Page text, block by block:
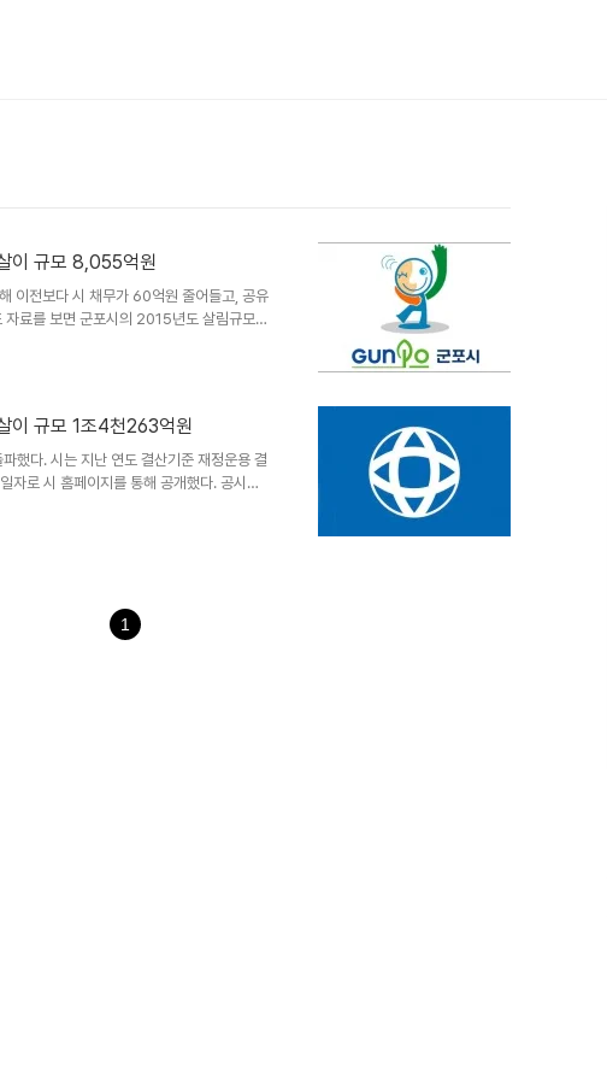
이 규모 8,055억원
이전보다 시 채무가 60억원 줄어들고, 공유
료를 보면 군포시의 2015년도 살림규모
및 내부거래)는 8,055억원으로, 전년대비
무는 4만9천이다. 유사 지방자치단체 채
이 23만원인 것과 비교하면..
규모 1조4천263억원
했다. 시는 지난 연도 결산기준 재정운용 결
자로 시 홈페이지를 통해 공개했다. 공시에
을 포함한 시의 지난해 살림규모는 1조4천
47.6%보다 3.12%높은 50.72%로 ..
1